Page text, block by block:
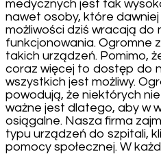
medycznych jest tak
nawet osoby, które dawniej
możliwości dziś wracają do
funkcjonowania. Ogromne
takich urządzeń. Pomimo,
coraz więcej to dostęp do
wszystkich jest możliwy.
powodują, że niektórych
ważne jest dlatego, aby w
osiągalne. Nasza firma
typu urządzeń do szpitali,
pomocy społecznej. W